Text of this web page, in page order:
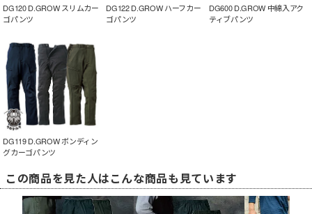
DG120 D.GROW スリムカー
ゴパンツ
DG122 D.GROW ハーフカー
ゴパンツ
DG600 D.GROW 中綿入アク
ティブパンツ
DG119 D.GROW ボンディン
グカーゴパンツ
この商品を見た人はこんな商品も見ています